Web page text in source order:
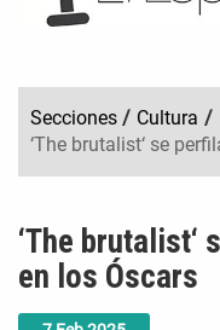
Secciones / Cultura /
‘The brutalist‘ se
‘The
en los Óscars